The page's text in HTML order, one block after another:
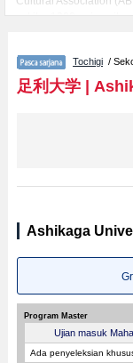
sekitar 1300
per jurusan riset
berguna bagi
pendaftar dan jumlah
lainnya. Silakan
Tochigi /
足利大学|
Ashikaga
Program Master
Ujian masuk
Ada penyeleksian